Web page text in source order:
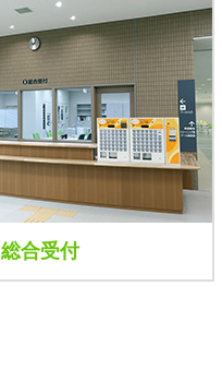
総合受付